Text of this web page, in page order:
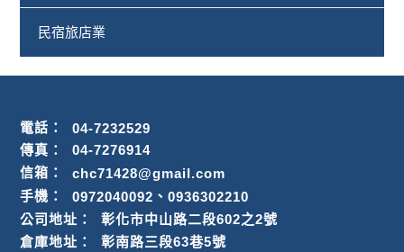
民宿旅店業
電話：
04-7232529
傳真：
04-7276914
信箱：
chc71428@gmail.com
手機：
0972040092 、0936302210
公司地址：
彰化市中山路二段602之2號
倉庫地址：
彰南路三段63巷5號